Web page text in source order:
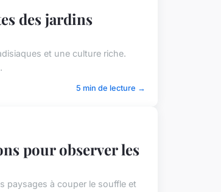
des jardins
et une culture riche.
5 min de lecture →
pour observer les
paysages à couper le souffle et